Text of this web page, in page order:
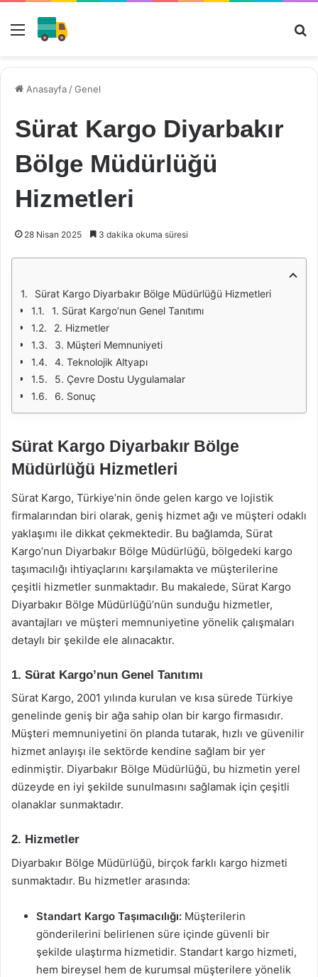
Menü
Anasayfa /Genel
Sürat Kargo Diyarbakır
Bölge Müdürlüğü
Hizmetleri
28 Nisan 2025 3 dakika okuma süresi
Sürat Kargo Diyarbakır Bölge Müdürlüğü Hizmetleri
1. Sürat Kargo’nun Genel Tanıtımı
2. Hizmetler
3. Müşteri Memnuniyeti
4. Teknolojik Altyapı
5. Çevre Dostu Uygulamalar
6. Sonuç
Sürat Kargo Diyarbakır Bölge
Müdürlüğü Hizmetleri
Sürat Kargo, Türkiye’nin önde gelen kargo ve lojistik
firmalarından biri olarak, geniş hizmet ağı ve müşteri odaklı
yaklaşımı ile dikkat çekmektedir. Bu bağlamda, Sürat
Kargo’nun Diyarbakır Bölge Müdürlüğü, bölgedeki kargo
taşımacılığı ihtiyaçlarını karşılamakta ve müşterilerine
çeşitli hizmetler sunmaktadır. Bu makalede, Sürat Kargo
Diyarbakır Bölge Müdürlüğü’nün sunduğu hizmetler,
avantajları ve müşteri memnuniyetine yönelik çalışmaları
detaylı bir şekilde ele alınacaktır.
1. Sürat Kargo’nun Genel Tanıtımı
Sürat Kargo, 2001 yılında kurulan ve kısa sürede Türkiye
genelinde geniş bir ağa sahip olan bir kargo firmasıdır.
Müşteri memnuniyetini ön planda tutarak, hızlı ve güvenilir
hizmet anlayışı ile sektörde kendine sağlam bir yer
edinmiştir. Diyarbakır Bölge Müdürlüğü, bu hizmetin yerel
düzeyde en iyi şekilde sunulmasını sağlamak için çeşitli
olanaklar sunmaktadır.
2. Hizmetler
Diyarbakır Bölge Müdürlüğü, birçok farklı kargo hizmeti
sunmaktadır. Bu hizmetler arasında:
Standart Kargo Taşımacılığı: Müşterilerin
gönderilerini belirlenen süre içinde güvenli bir
şekilde ulaştırma hizmetidir. Standart kargo hizmeti,
hem bireysel hem de kurumsal müşterilere yönelik